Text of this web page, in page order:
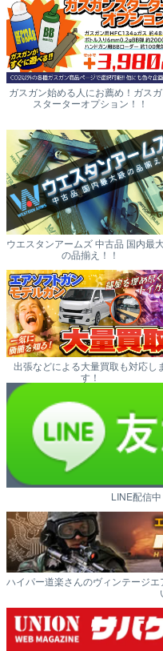
ガスガン始める人にお薦め！ガス
スターターオプション！！
ウエスタンアームズ 中古品 国内最
の品揃え！！
出張などによる大量買取も対応し
す！
LINE配信
ハイパー道楽さんのヴィンテージ